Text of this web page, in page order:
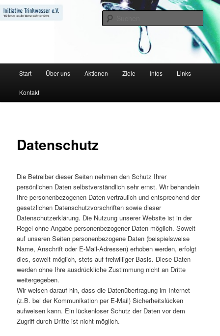
Zum
primären
Initiative Trinkwasser e.V.
Wir lassen uns das Wasser nicht verbieten
Start Über uns Aktionen Ziele Infos Links
Kontakt
Datenschutz
Die Betreiber dieser Seiten nehmen den Schutz Ihrer
persönlichen Daten selbstverständlich sehr ernst. Wir behandeln
Ihre personenbezogenen Daten vertraulich und entsprechend der
gesetzlichen Datenschutzvorschriften sowie dieser
Datenschutzerklärung. Die Nutzung unserer Website ist in der
Regel ohne Angabe personenbezogener Daten möglich. Soweit
auf unseren Seiten personenbezogene Daten (beispielsweise
Name, Anschrift oder E-Mail-Adressen) erhoben werden, erfolgt
dies, soweit möglich, stets auf freiwilliger Basis. Diese Daten
werden ohne Ihre ausdrückliche Zustimmung nicht an Dritte
weitergegeben.
Wir weisen darauf hin, dass die Datenübertragung im Internet
(z.B. bei der Kommunikation per E-Mail) Sicherheitslücken
aufweisen kann. Ein lückenloser Schutz der Daten vor dem
Zugriff durch Dritte ist nicht möglich.